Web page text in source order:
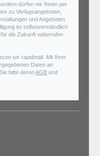
dürfen wir Ihnen per
zu Verlagsangeboten,
und Angeboten
ist selbstverständlich
die Zukunft widerrufen
wir rapidmail. Mit Ihrer
Daten an
bitte derenAGB und